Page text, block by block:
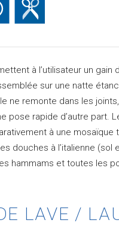
à l’utilisateur un gain
sur une natte
ne remonte dans les
pose rapide d’autre part.
à une mosaïque
douches à l’italienne (sol
hammams et toutes les
LAVE /